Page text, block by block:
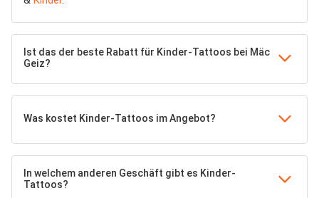
Ist das der beste Rabatt für Kinder-Tattoos bei Mäc
Geiz?
Was kostet Kinder-Tattoos im Angebot?
In welchem anderen Geschäft gibt es Kinder-
Tattoos?